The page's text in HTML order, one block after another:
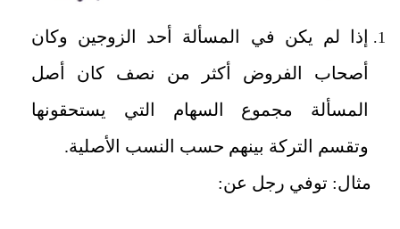
إذا لم يكن في المسألة أحد الزوجين وكان
أصحاب الفروض أكثر من نصف كان أصل
المسألة مجموع السهام التي يستحقونها
وتقسم التركة بينهم حسب النسب الأصلية.
مثال: توفي رجل عن: